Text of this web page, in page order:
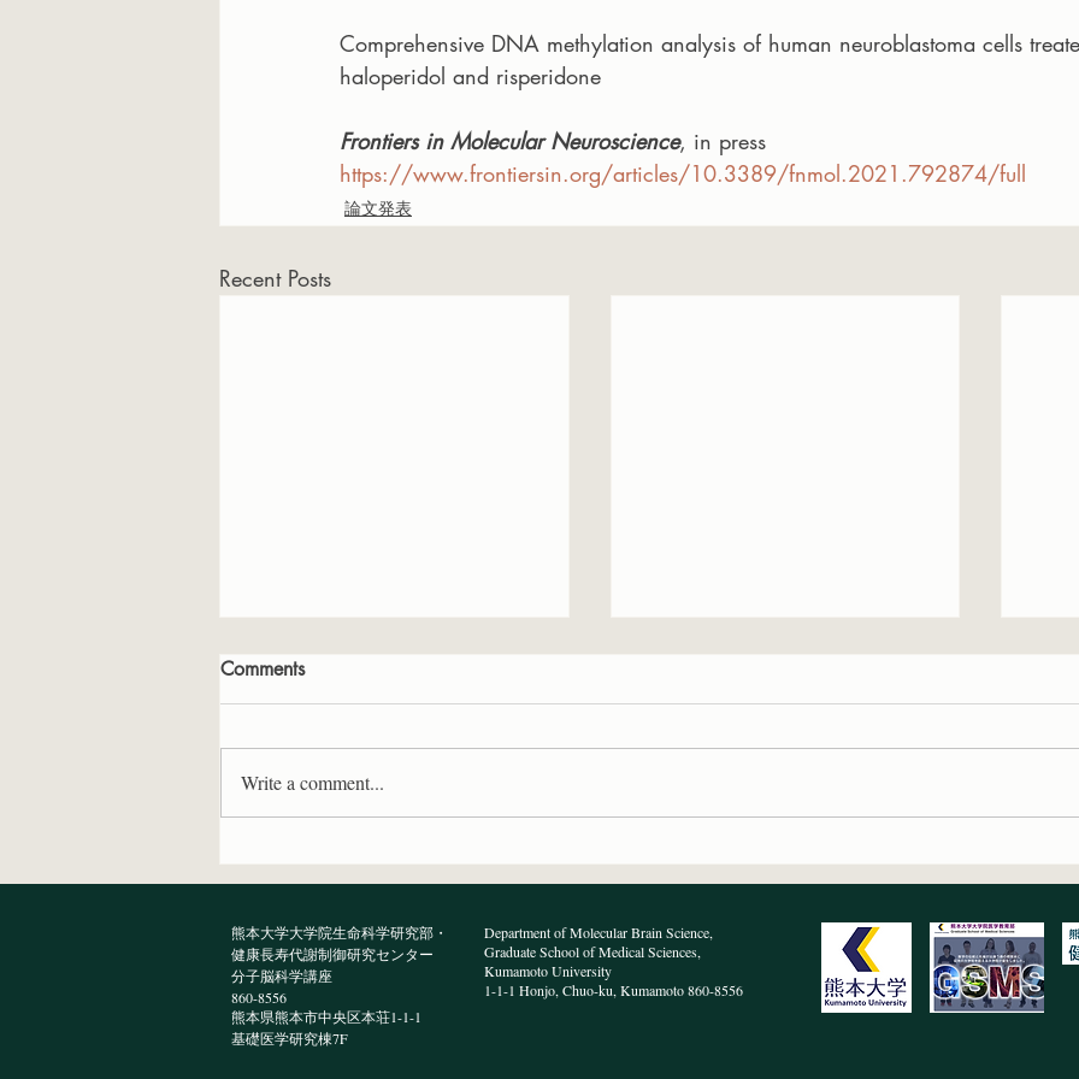
Comprehensive DNA methylation analysis of human neuroblastoma cells
haloperidol and risperidone
Frontiers in Molecular Neuroscience, in press
https://www.frontiersin.org/articles/10.3389/fnmol.2021.792874/full
論文発表
Recent Posts
受理されました
著論文が受理されました
た
Comments
Write a comment...
熊本大学大学院生命科学研究部・
健康長寿代謝制御研究センター
分子脳科学講座
860-8556
熊本県熊本市中央区本荘1-1-1
​基礎医学研究棟7F
Department of Molecular Brain Science,
Graduate School of Medical Sciences,
Kumamoto University
1-1-1 Honjo, Chuo-ku, Kumamoto 860-8556